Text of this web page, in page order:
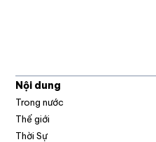
Nội dung
Trong nước
Thế giới
Thời Sự